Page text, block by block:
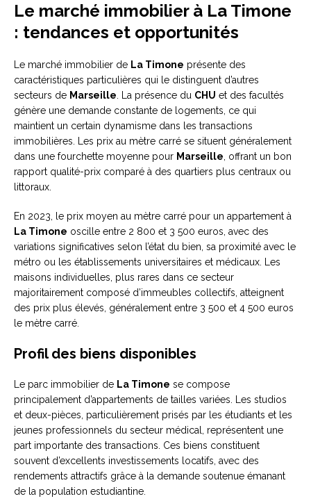
Le marché immobilier à La Timone
: tendances et opportunités
Le marché immobilier de La Timone présente des
caractéristiques particulières qui le distinguent d’autres
secteurs de Marseille. La présence du CHU et des facultés
génère une demande constante de logements, ce qui
maintient un certain dynamisme dans les transactions
immobilières. Les prix au mètre carré se situent généralement
dans une fourchette moyenne pour Marseille, offrant un bon
rapport qualité-prix comparé à des quartiers plus centraux ou
littoraux.
En 2023, le prix moyen au mètre carré pour un appartement à
La Timone oscille entre 2 800 et 3 500 euros, avec des
variations significatives selon l’état du bien, sa proximité avec le
métro ou les établissements universitaires et médicaux. Les
maisons individuelles, plus rares dans ce secteur
majoritairement composé d’immeubles collectifs, atteignent
des prix plus élevés, généralement entre 3 500 et 4 500 euros
le mètre carré.
Profil des biens disponibles
Le parc immobilier de La Timone se compose
principalement d’appartements de tailles variées. Les studios
et deux-pièces, particulièrement prisés par les étudiants et les
jeunes professionnels du secteur médical, représentent une
part importante des transactions. Ces biens constituent
souvent d’excellents investissements locatifs, avec des
rendements attractifs grâce à la demande soutenue émanant
de la population estudiantine.